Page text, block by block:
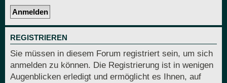
REGISTRIEREN
Sie müssen in diesem Forum registriert sein, um sich
anmelden zu können. Die Registrierung ist in wenigen
Augenblicken erledigt und ermöglicht es Ihnen, auf